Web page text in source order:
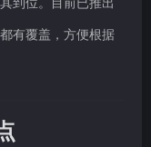
有覆盖，方便根据